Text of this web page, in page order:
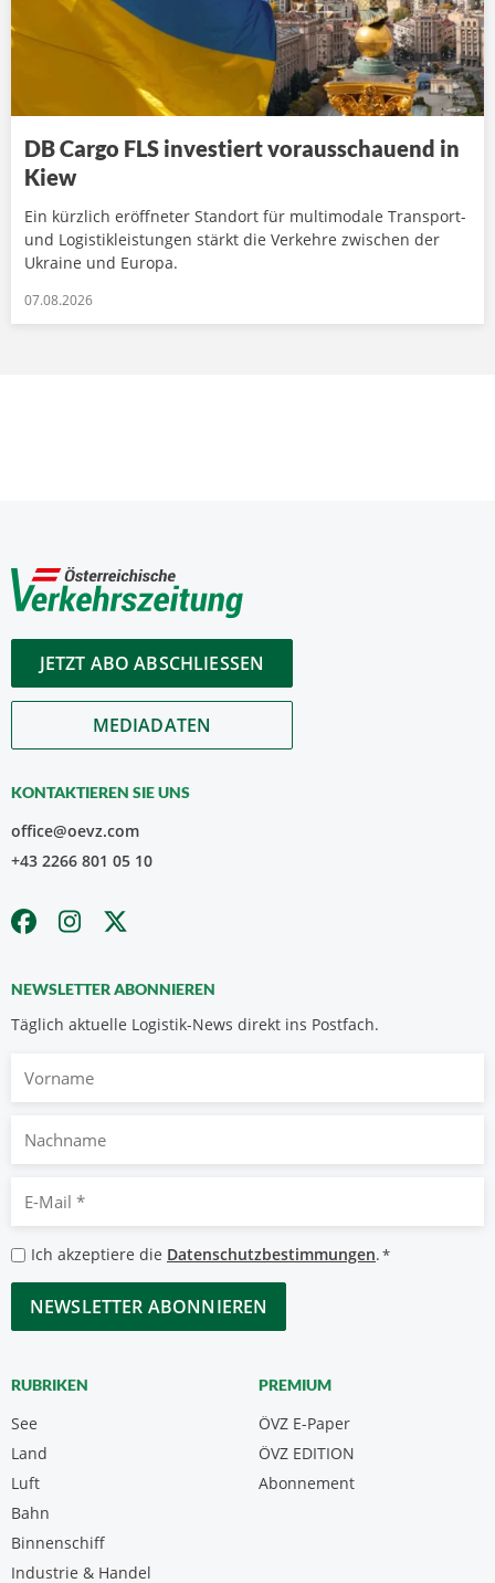
DB Cargo FLS investiert vorausschauend in
Kiew
Ein kürzlich eröffneter Standort für multimodale Transport-
und Logistikleistungen stärkt die Verkehre zwischen der
Ukraine und Europa.
07.08.2026
JETZT ABO ABSCHLIESSEN
MEDIADATEN
KONTAKTIEREN SIE UNS
office@oevz.com
+43 2266 801 05 10
NEWSLETTER ABONNIEREN
Täglich aktuelle Logistik-News direkt ins Postfach.
Nachname
Mail
Datenschutzbestimmungen
*
Ich akzeptiere die Datenschutzbestimmungen.*
CAPTCHA
RUBRIKEN
See
Land
Luft
Bahn
Binnenschiff
Industrie & Handel
PREMIUM
ÖVZ E-Paper
Abonnement
ÖVZ EDITION